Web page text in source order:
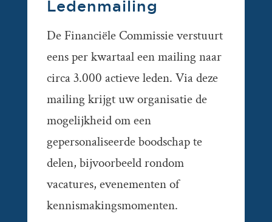
Ledenmailing
De Financiële Commissie verstuurt
eens per kwartaal een mailing naar
circa 3.000 actieve leden. Via deze
mailing krijgt uw organisatie de
mogelijkheid om een
gepersonaliseerde boodschap te
delen, bijvoorbeeld rondom
vacatures, evenementen of
kennismakingsmomenten.